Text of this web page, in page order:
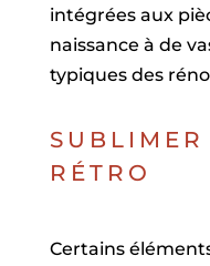
intégrées aux
naissance à de
typiques des
SUBLIMER
RÉTRO
Certains